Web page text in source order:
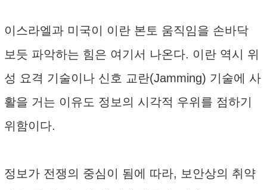
이스라엘과 미국이 이란 본토 움직임을 손바닥
보듯 파악하는 힘은 여기서 나온다. 이란 역시 위
성 요격 기술이나 신호 교란(Jamming) 기술에 사
활을 거는 이유도 정보의 시각적 우위를 점하기
위함이다.
정보가 전쟁의 중심이 됨에 따라, 보안상의 취약